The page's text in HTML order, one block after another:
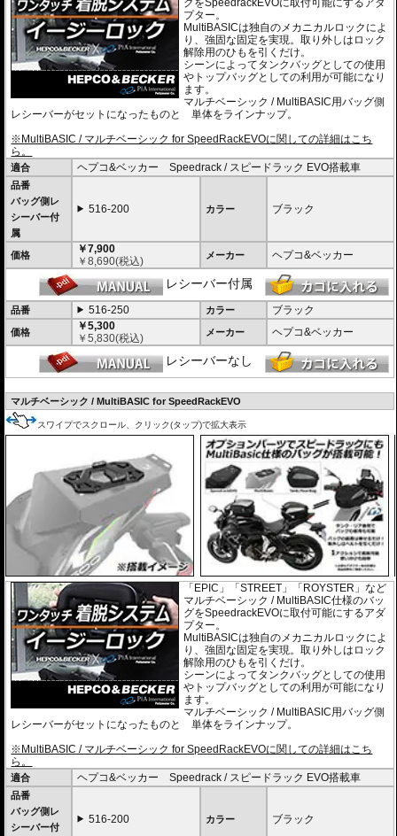
プター。
MultiBASICは独自のメカニカルロックによ
り、強固な固定を実現。取り外しはロック
解除用のひもを引くだけ。
シーンによってタンクバッグとしての使用
やトップバッグとしての利用が可能になり
ます。
マルチベーシック / MultiBASIC用バッグ側
レシーバーがセットになったものと 単体をラインナップ。
※MultiBASIC / マルチベーシック for SpeedRackEVOに関しての詳細はこち
ら。
適合 ヘプコ&ベッカー Speedrack / スピードラック EVO搭載車
品番
バッグ側レ
シーバー付
属
516-200 カラー ブラック
価格
￥7,900
￥8,690(税込) メーカー ヘプコ&ベッカー
レシーバー付属
品番 516-250 カラー ブラック
価格
￥5,300
￥5,830(税込) メーカー ヘプコ&ベッカー
レシーバーなし
マルチベーシック / MultiBASIC for SpeedRackEVO
スワイプでスクロール、クリック(タップ)で拡大表示
「EPIC」「STREET」「ROYSTER」など
マルチベーシック / MultiBASIC仕様のバッ
グをSpeedrackEVOに取付可能にするアダ
プター。
MultiBASICは独自のメカニカルロックによ
り、強固な固定を実現。取り外しはロック
解除用のひもを引くだけ。
シーンによってタンクバッグとしての使用
やトップバッグとしての利用が可能になり
ます。
マルチベーシック / MultiBASIC用バッグ側
レシーバーがセットになったものと 単体をラインナップ。
※MultiBASIC / マルチベーシック for SpeedRackEVOに関しての詳細はこち
ら。
適合 ヘプコ&ベッカー Speedrack / スピードラック EVO搭載車
品番
バッグ側レ
シーバー付
516-200 カラー ブラック